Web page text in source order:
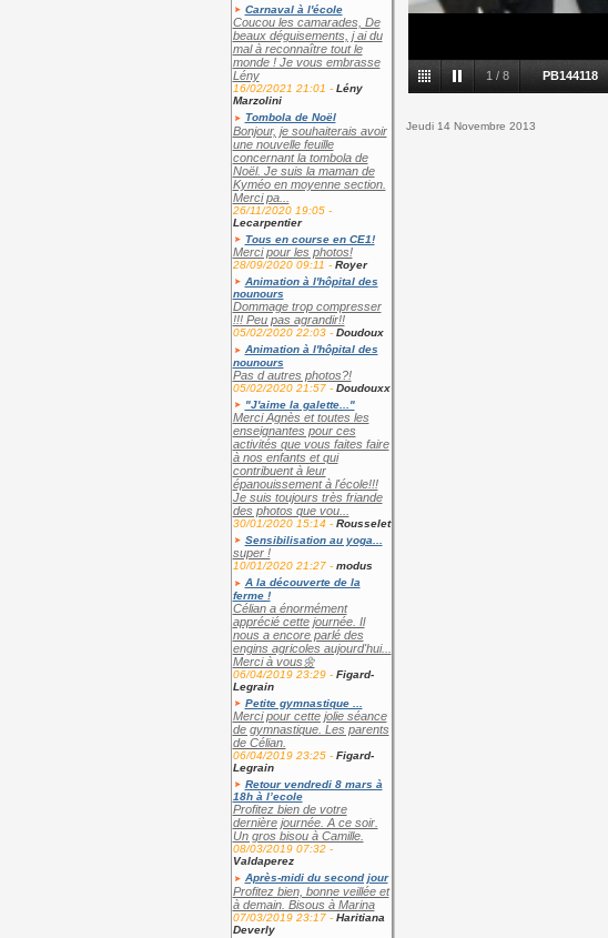
Carnaval à l'école
Coucou les camarades, De
beaux déguisements, j ai du
mal à reconnaître tout le
monde ! Je vous embrasse
Lény
16/02/2021 21:01 - Lény
Marzolini
Tombola de Noël
Bonjour, je souhaiterais avoir
une nouvelle feuille
concernant la tombola de
Noël. Je suis la maman de
Kyméo en moyenne section.
Merci pa...
26/11/2020 19:05 -
Lecarpentier
Tous en course en CE1!
Merci pour les photos!
28/09/2020 09:11 - Royer
Animation à l'hôpital des
nounours
Dommage trop compresser
!!! Peu pas agrandir!!
05/02/2020 22:03 - Doudoux
Animation à l'hôpital des
nounours
Pas d autres photos?!
05/02/2020 21:57 - Doudouxx
"J'aime la galette..."
Merci Agnès et toutes les
enseignantes pour ces
activités que vous faites faire
à nos enfants et qui
contribuent à leur
épanouissement à l'école!!!
Je suis toujours très friande
des photos que vou...
30/01/2020 15:14 - Rousselet
Sensibilisation au yoga...
super !
10/01/2020 21:27 - modus
A la découverte de la
ferme !
Célian a énormément
apprécié cette journée. Il
nous a encore parlé des
engins agricoles aujourd'hui...
Merci à vous🌼
06/04/2019 23:29 - Figard-
Legrain
Petite gymnastique ...
Merci pour cette jolie séance
de gymnastique. Les parents
de Célian.
06/04/2019 23:25 - Figard-
Legrain
Retour vendredi 8 mars à
18h à l’ecole
Profitez bien de votre
dernière journée. A ce soir.
Un gros bisou à Camille.
08/03/2019 07:32 -
Valdaperez
Après-midi du second jour
Profitez bien, bonne veillée et
à demain. Bisous à Marina
07/03/2019 23:17 - Haritiana
Deverly
1 / 8 PB144118
Jeudi 14 Novembre 2013